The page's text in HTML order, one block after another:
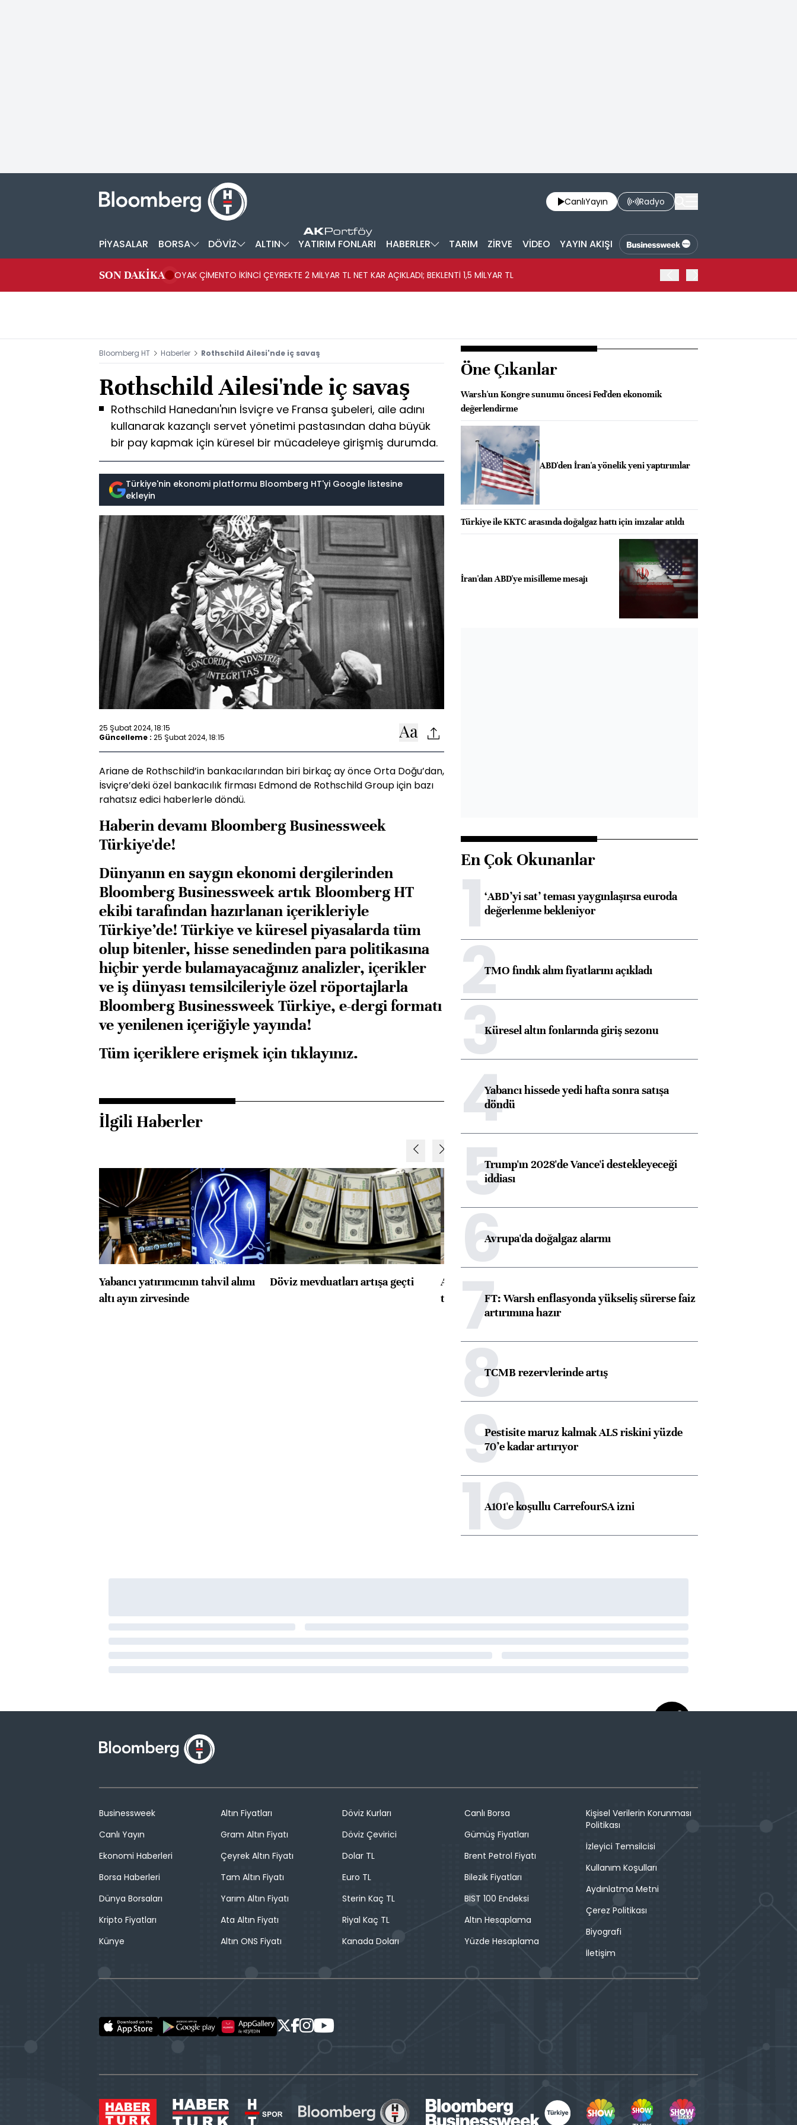
CanlıYayın Radyo
PİYASALAR BORSA DÖVİZ ALTIN YATIRIM FONLARI HABERLER TARIM ZİRVE VİDEO YAYIN AKIŞI
SON DAKİKA OYAK ÇİMENTO İKİNCİ ÇEYREKTE 2 MİLYAR TL NET KAR AÇIKLADI; BEKLENTİ 1,5 MİLYAR TL
Bloomberg HT Haberler Rothschild Ailesi'nde iç savaş
Rothschild Ailesi'nde iç savaş
Rothschild Hanedanı'nın İsviçre ve Fransa şubeleri, aile adını
kullanarak kazançlı servet yönetimi pastasından daha büyük
bir pay kapmak için küresel bir mücadeleye girişmiş durumda.
Türkiye'nin ekonomi platformu Bloomberg HT'yi Google listesine
ekleyin
25 Şubat 2024, 18:15
Güncelleme : 25 Şubat 2024, 18:15
Ariane de Rothschild’in bankacılarından biri birkaç ay önce Orta Doğu’dan,
İsviçre’deki özel bankacılık firması Edmond de Rothschild Group için bazı
rahatsız edici haberlerle döndü.
Haberin devamı Bloomberg Businessweek
Türkiye'de!
Dünyanın en saygın ekonomi dergilerinden
Bloomberg Businessweek artık Bloomberg HT
ekibi tarafından hazırlanan içerikleriyle
Türkiye’de! Türkiye ve küresel piyasalarda tüm
olup bitenler, hisse senedinden para politikasına
hiçbir yerde bulamayacağınız analizler, içerikler
ve iş dünyası temsilcileriyle özel röportajlarla
Bloomberg Businessweek Türkiye, e-dergi formatı
ve yenilenen içeriğiyle yayında!
Tüm içeriklere erişmek içintıklayınız.
İlgili Haberler
Yabancı yatırımcının tahvil alımı
altı ayın zirvesinde
Döviz mevduatları artışa geçti
ABD'de konut başlangıçları
toparlandı
Öne Çıkanlar
Warsh'un Kongre sunumu öncesi Fed'den ekonomik
değerlendirme
ABD'den İran'a yönelik yeni yaptırımlar
Türkiye ile KKTC arasında doğalgaz hattı için imzalar atıldı
İran'dan ABD'ye misilleme mesajı
En Çok Okunanlar
1‘ABD’yi sat’ teması yaygınlaşırsa euroda
değerlenme bekleniyor
2TMO fındık alım fiyatlarını açıkladı
3Küresel altın fonlarında giriş sezonu
4Yabancı hissede yedi hafta sonra satışa
döndü
5Trump'ın 2028'de Vance'i destekleyeceği
iddiası
6Avrupa'da doğalgaz alarmı
7FT: Warsh enflasyonda yükseliş sürerse faiz
artırımına hazır
8TCMB rezervlerinde artış
9Pestisite maruz kalmak ALS riskini yüzde
70’e kadar artırıyor
10
A101'e koşullu CarrefourSA izni
Businessweek
Canlı Yayın
Ekonomi Haberleri
Borsa Haberleri
Dünya Borsaları
Kripto Fiyatları
Künye
Altın Fiyatları
Gram Altın Fiyatı
Çeyrek Altın Fiyatı
Tam Altın Fiyatı
Yarım Altın Fiyatı
Ata Altın Fiyatı
Altın ONS Fiyatı
Döviz Kurları
Döviz Çevirici
Dolar TL
Euro TL
Sterin Kaç TL
Riyal Kaç TL
Kanada Doları
Canlı Borsa
Gümüş Fiyatları
Brent Petrol Fiyatı
Bilezik Fiyatları
BIST 100 Endeksi
Altın Hesaplama
Yüzde Hesaplama
Kişisel Verilerin Korunması
Politikası
İzleyici Temsilcisi
Kullanım Koşulları
Aydınlatma Metni
Çerez Politikası
Biyografi
İletişim